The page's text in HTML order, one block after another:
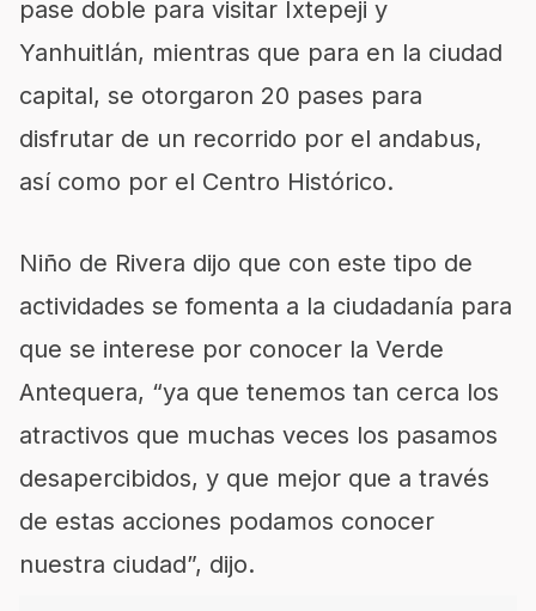
pase doble para visitar Ixtepeji y
Yanhuitlán, mientras que para en la ciudad
capital, se otorgaron 20 pases para
disfrutar de un recorrido por el andabus,
así como por el Centro Histórico.
Niño de Rivera dijo que con este tipo de
actividades se fomenta a la ciudadanía para
que se interese por conocer la Verde
Antequera, “ya que tenemos tan cerca los
atractivos que muchas veces los pasamos
desapercibidos, y que mejor que a través
de estas acciones podamos conocer
nuestra ciudad”, dijo.